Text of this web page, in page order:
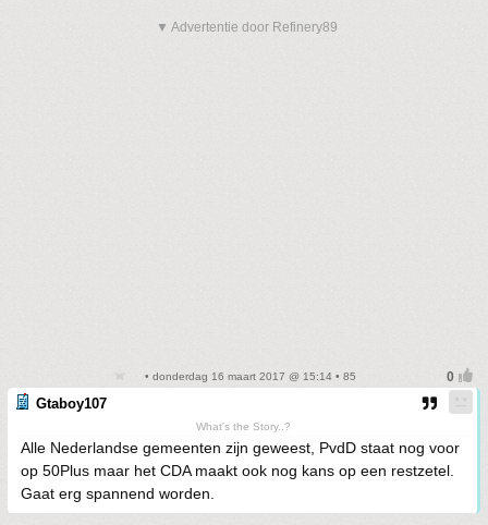
▼ Advertentie door Refinery89
• donderdag 16 maart 2017 @ 15:14 • 85
Gtaboy107
What's the Story..?
Alle Nederlandse gemeenten zijn geweest, PvdD staat nog voor
op 50Plus maar het CDA maakt ook nog kans op een restzetel.
Gaat erg spannend worden.